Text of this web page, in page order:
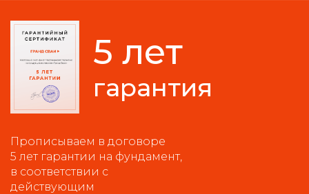
5 лет
гарантия
Прописываем в договоре
5 лет гарантии на фундамент,
в соответствии с
действующим